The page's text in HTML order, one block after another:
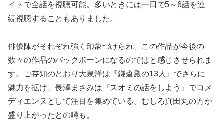
イトで全話を視聴可能。多いときには一日で5～6話を連
続視聴することもありました。
俳優陣がそれぞれ強く印象づけられ、この作品が今後の
数々の作品のバックボーンになるのではと感じさせられま
す。ご存知のとおり大泉洋は『鎌倉殿の13人』でさらに
魅力を拡げ、長澤まさみは『スオミの話をしよう』でコメ
ディエンヌとして注目を集めている。むしろ真田丸の方が
盛り上がったとの噂も。